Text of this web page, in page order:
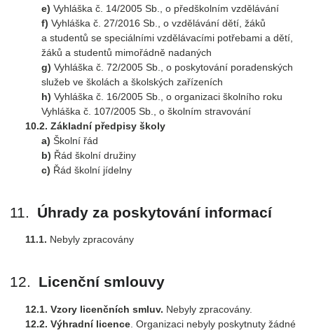
Vyhláška č. 14/2005 Sb., o předškolním vzdělávání
Vyhláška č. 27/2016 Sb., o vzdělávání dětí, žáků
a studentů se speciálními vzdělávacími potřebami a dětí,
žáků a studentů mimořádně nadaných
Vyhláška č. 72/2005 Sb., o poskytování poradenských
služeb ve školách a školských zařízeních
Vyhláška č. 16/2005 Sb., o organizaci školního roku
Vyhláška č. 107/2005 Sb., o školním stravování
Základní předpisy školy
Školní řád
Řád školní družiny
Řád školní jídelny
Úhrady za poskytování informací
Nebyly zpracovány
Licenční smlouvy
Vzory licenčních smluv. Nebyly zpracovány.
Výhradní licence . Organizaci nebyly poskytnuty žádné